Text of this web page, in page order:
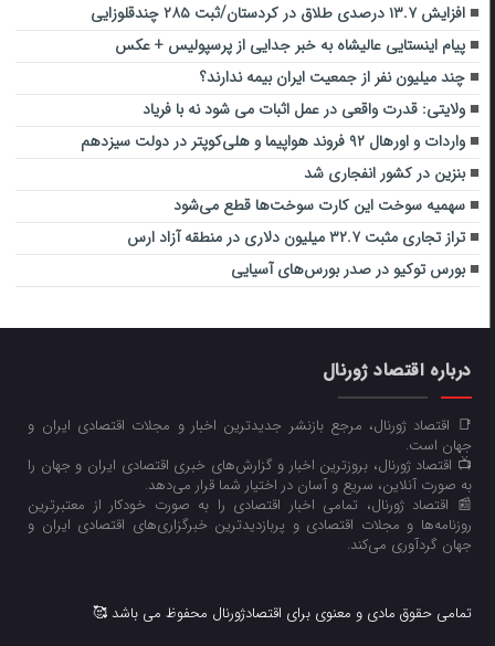
افزایش ۱۳.۷ درصدی طلاق در کردستان/ثبت ۲۸۵ چندقلوزایی
پیام اینستایی عالیشاه به خبر جدایی از پرسپولیس + عکس
چند میلیون نفر از جمعیت ایران بیمه ندارند؟
ولایتی: قدرت واقعی در عمل اثبات می شود نه با فریاد
واردات و اورهال ۹۲ فروند هواپیما و هلی‌کوپتر در دولت سیزدهم
بنزین در کشور انفجاری شد
سهمیه سوخت این کارت سوخت‌ها قطع می‌شود
تراز تجاری مثبت ۳۲.۷ میلیون دلاری در منطقه آزاد ارس
بورس توکیو در صدر بورس‌های آسیایی
درباره اقتصاد ژورنال
📑 اقتصاد ژورنال، مرجع بازنشر جدیدترین اخبار و مجلات اقتصادی ایران و
جهان است.
📺 اقتصاد ژورنال، بروزترین اخبار و گزارش‌های خبری اقتصادی ایران و جهان را
به صورت آنلاین، سریع و آسان در اختیار شما قرار می‌‌دهد.
📰 اقتصاد ژورنال، تمامی اخبار اقتصادی را به صورت خودکار از معتبرترین
روزنامه‌ها و مجلات اقتصادی و پربازدیدترین خبرگزاری‌های اقتصادی ایران و
جهان گردآوری می‌کند.
تمامی حقوق مادی و معنوی برای اقتصادژورنال محفوظ می باشد 🥰